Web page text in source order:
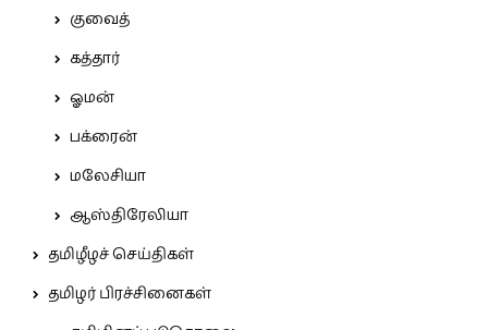
குவைத்
கத்தார்
ஓமன்
பக்ரைன்
மலேசியா
ஆஸ்திரேலியா
தமிழீழச் செய்திகள்
தமிழர் பிரச்சினைகள்